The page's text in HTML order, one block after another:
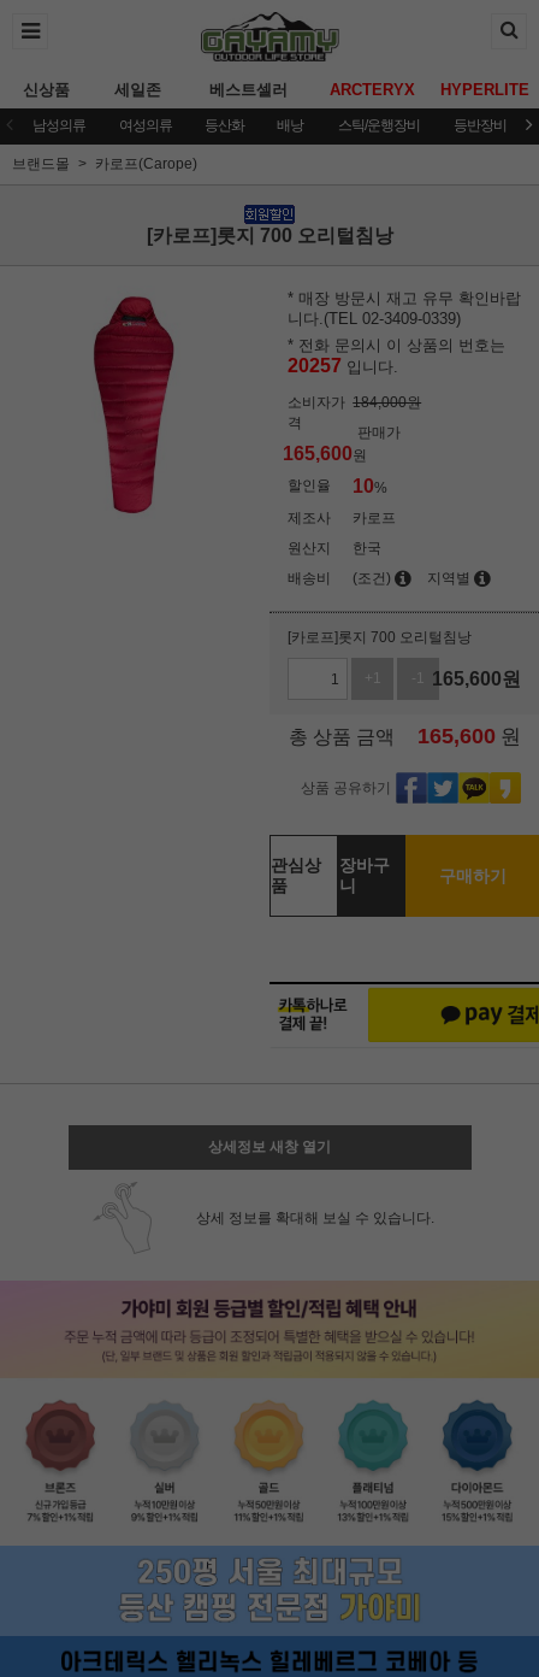
신상품 세일존 베스트셀러 ARCTERYX HYPERLITE
남성의류 여성의류 등산화 배낭 스틱/운행장비 등반장비
브랜드몰 카로프(Carope)
[카로프]롯지 700 오리털침낭
* 매장 방문시 재고 유무 확인바랍
니다.(TEL 02-3409-0339)
* 전화 문의시 이 상품의 번호는
20257 입니다.
소비자가
격
184,000원
판매가
165,600원
할인율
10%
제조사
카로프
원산지
한국
배송비
(조건) 지역별
[카로프]롯지 700 오리털침낭
+1 -1 165,600원
총 상품 금액 165,600 원
상품 공유하기
관심상
품
장바구
니
구매하기
상세정보 새창 열기
상세 정보를 확대해 보실 수 있습니다.